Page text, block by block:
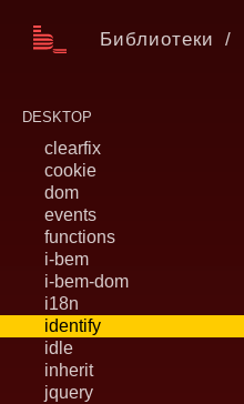
Библиотеки
DESKTOP
clearfix
cookie
dom
events
functions
i-bem
i-bem-dom
i18n
identify
idle
inherit
jquery